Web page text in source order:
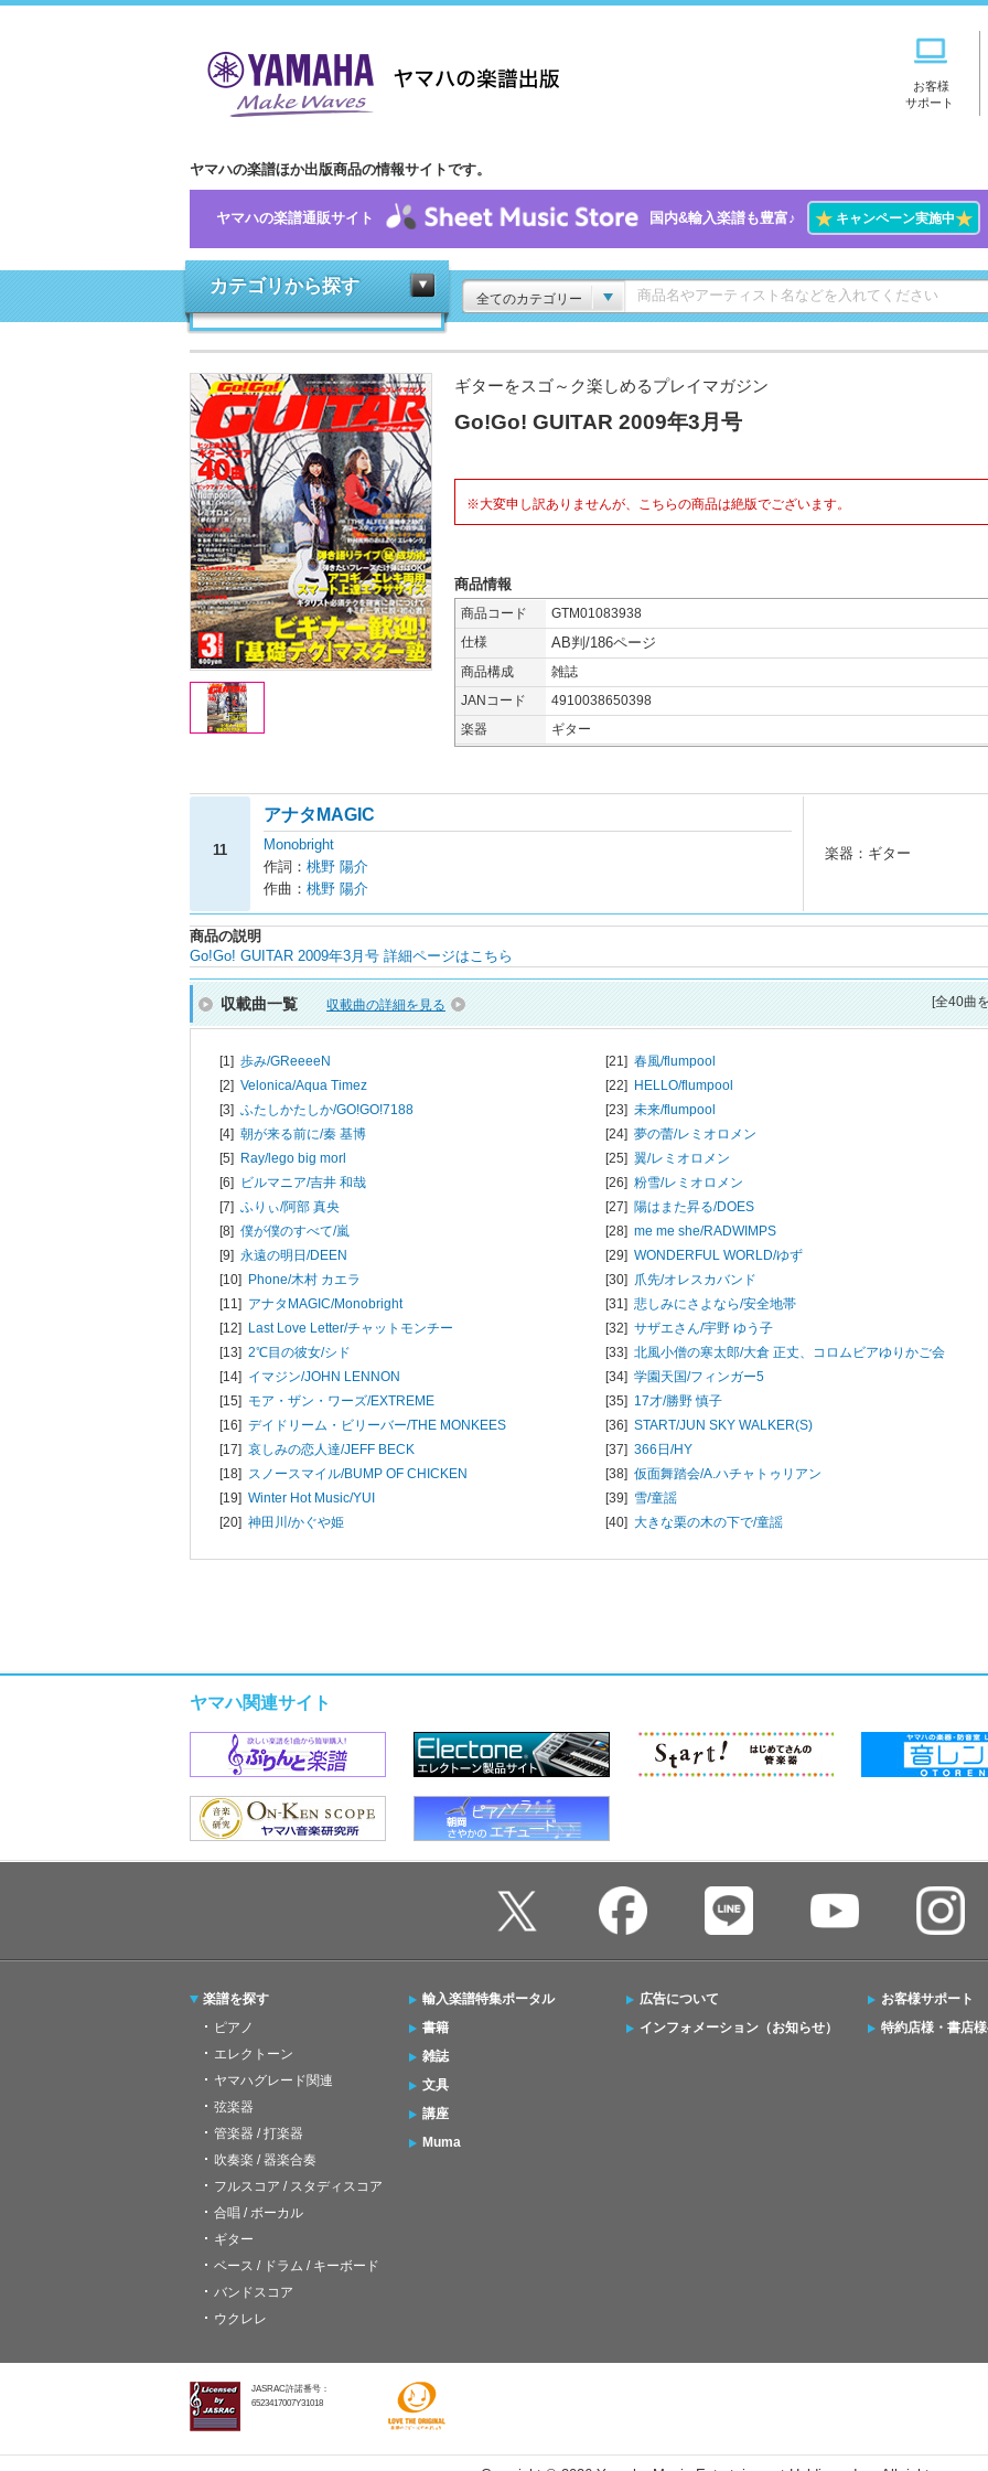
お客様
サポート
ヤマハの楽譜ほか出版商品の情報サイトです。
ヤマハの楽譜通販サイト 国内&輸入楽譜も豊富♪ ★キャンペーン実施中★
カテゴリから探す
全てのカテゴリー
ギターをスゴ～ク楽しめるプレイマガジン
Go!Go! GUITAR 2009年3月号
※大変申し訳ありませんが、こちらの商品は絶版でございます。
商品情報
商品コード
GTM01083938
仕様
AB判/186ページ
商品構成
雑誌
JANコード
4910038650398
楽器
ギター
11
アナタMAGIC
Monobright
作詞： 桃野 陽介
作曲： 桃野 陽介
楽器：ギター
商品の説明
Go!Go! GUITAR 2009年3月号 詳細ページはこちら
収載曲一覧 収載曲の詳細を見る [全40曲
[1] 歩み/GReeeeN
[2] Velonica/Aqua Timez
[3] ふたしかたしか/GO!GO!7188
[4] 朝が来る前に/秦 基博
[5] Ray/lego big morl
[6] ビルマニア/吉井 和哉
[7] ふりぃ/阿部 真央
[8] 僕が僕のすべて/嵐
[9] 永遠の明日/DEEN
[10] Phone/木村 カエラ
[11] アナタMAGIC/Monobright
[12] Last Love Letter/チャットモンチー
[13] 2℃目の彼女/シド
[14] イマジン/JOHN LENNON
[15] モア・ザン・ワーズ/EXTREME
[16] デイドリーム・ビリーバー/THE MONKEES
[17] 哀しみの恋人達/JEFF BECK
[18] スノースマイル/BUMP OF CHICKEN
[19] Winter Hot Music/YUI
[20] 神田川/かぐや姫
[21] 春風/flumpool
[22] HELLO/flumpool
[23] 未来/flumpool
[24] 夢の蕾/レミオロメン
[25] 翼/レミオロメン
[26] 粉雪/レミオロメン
[27] 陽はまた昇る/DOES
[28] me me she/RADWIMPS
[29] WONDERFUL WORLD/ゆず
[30] 爪先/オレスカバンド
[31] 悲しみにさよなら/安全地帯
[32] サザエさん/宇野 ゆう子
[33] 北風小僧の寒太郎/大倉 正丈、コロムビアゆりかご会
[34] 学園天国/フィンガー5
[35] 17才/勝野 慎子
[36] START/JUN SKY WALKER(S)
[37] 366日/HY
[38] 仮面舞踏会/A.ハチャトゥリアン
[39] 雪/童謡
[40] 大きな栗の木の下で/童謡
ヤマハ関連サイト
楽譜を探す
ピアノ
エレクトーン
ヤマハグレード関連
弦楽器
管楽器 / 打楽器
吹奏楽 / 器楽合奏
フルスコア / スタディスコア
合唱 / ボーカル
ギター
ベース / ドラム / キーボード
バンドスコア
ウクレレ
輸入楽譜特集ポータル
書籍
雑誌
文具
講座
Muma
広告について
インフォメーション（お知らせ）
お客様サポート
特約店様・書店
JASRAC許諾番号：
6523417007Y31018